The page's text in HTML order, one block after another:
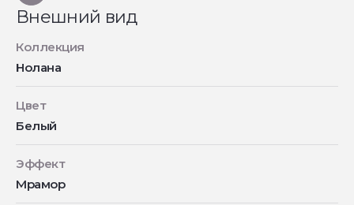
Внешний вид
Коллекция
Нолана
Цвет
Белый
Эффект
Мрамор